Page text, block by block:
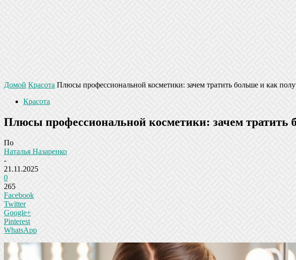
Домой Красота Плюсы профессиональной косметики: зачем тратить больше и как
Красота
Плюсы профессиональной косметики: зачем тратить
По
Наталья Назаренко
-
21.11.2025
0
265
Facebook
Twitter
Google+
Pinterest
WhatsApp